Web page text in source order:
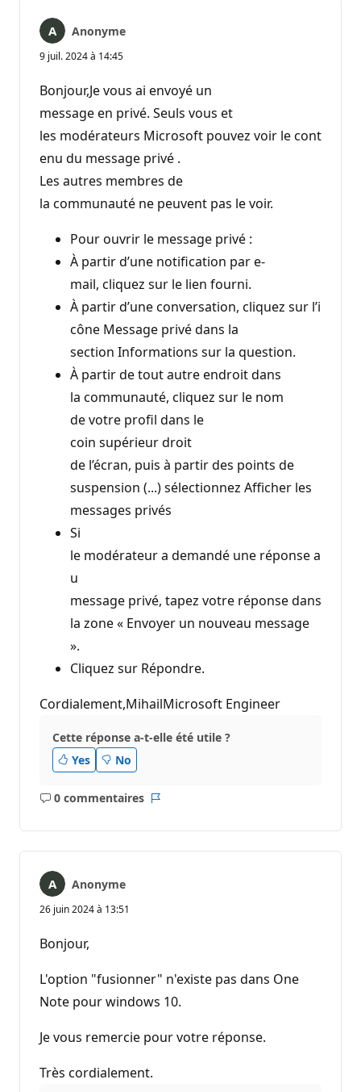
Anonyme
9 juil. 2024 à 14:45
Bonjour,Je vous ai envoyé un
message en privé. Seuls vous et
les modérateurs Microsoft pouvez voir le cont
enu du message privé .
Les autres membres de
la communauté ne peuvent pas le voir.
Pour ouvrir le message privé :
À partir d’une notification par e-
mail, cliquez sur le lien fourni.
À partir d’une conversation, cliquez sur l’i
cône Message privé dans la
section Informations sur la question.
À partir de tout autre endroit dans
la communauté, cliquez sur le nom
de votre profil dans le
coin supérieur droit
de l’écran, puis à partir des points de
suspension (...) sélectionnez Afficher les
messages privés
Si
le modérateur a demandé une réponse a
u
message privé, tapez votre réponse dans
la zone « Envoyer un nouveau message
».
Cliquez sur Répondre.
Cordialement,MihailMicrosoft Engineer
Cette réponse a-t-elle été utile ?
Yes
No
0 commentaires
Aucun
Anonyme
26 juin 2024 à 13:51
Bonjour,
L'option "fusionner" n'existe pas dans One
Note pour windows 10.
Je vous remercie pour votre réponse.
Très cordialement.